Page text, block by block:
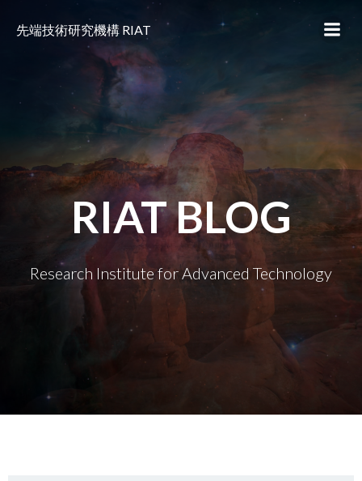
ス
キ
ッ
プ
先端技術研究機構 RIAT
RIAT BLOG
Research Institute for Advanced Technology